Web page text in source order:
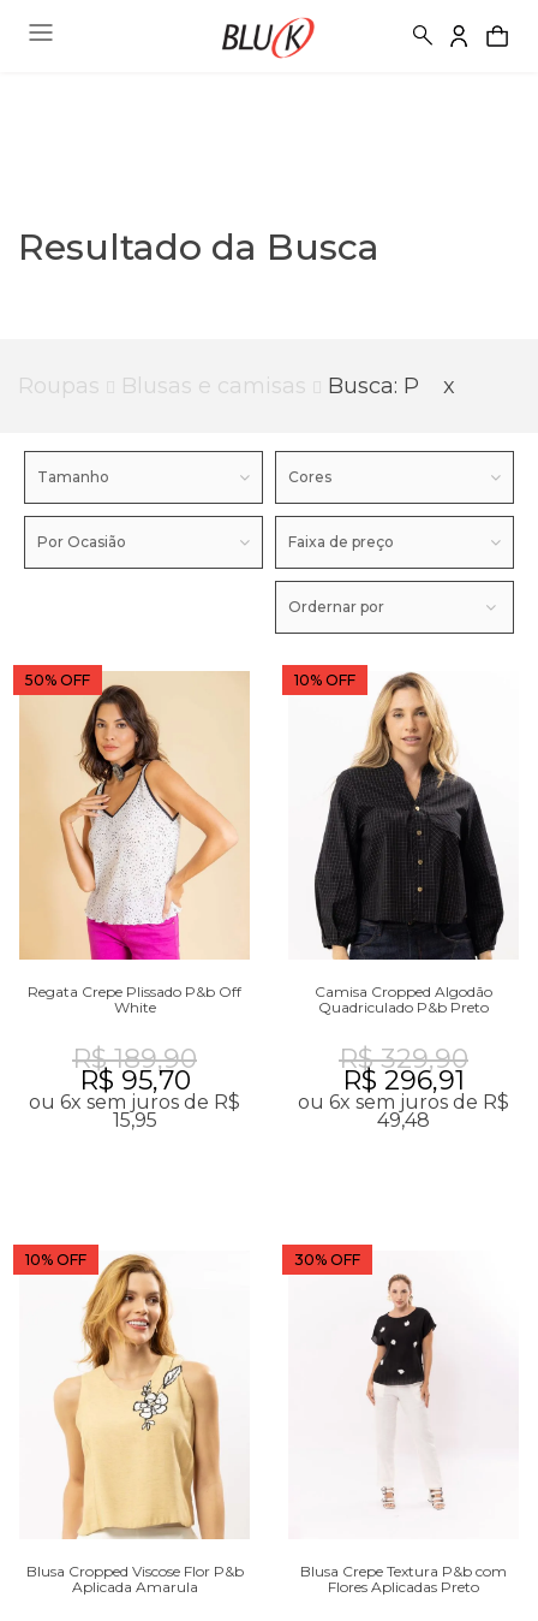
Resultado da Busca
Roupas Blusas e camisas Busca: P x
Tamanho Cores
Por Ocasião Faixa de preço
Ordernar por
Regata Crepe Plissado P&b Off
White
R$ 189,90
R$ 95,70
ou 6x sem juros de R$
15,95
50% OFF
Camisa Cropped Algodão
Quadriculado P&b Preto
R$ 329,90
R$ 296,91
ou 6x sem juros de R$
49,48
10% OFF
Blusa Cropped Viscose Flor P&b
Aplicada Amarula
10% OFF
Blusa Crepe Textura P&b com
Flores Aplicadas Preto
30% OFF